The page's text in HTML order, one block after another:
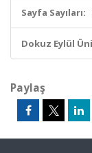
Sayfa Sayıları:
Dokuz Eylül
Paylaş